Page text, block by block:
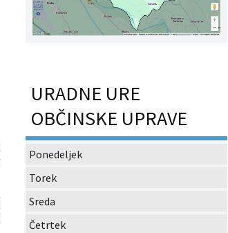
URADNE URE
OBČINSKE UPRAVE
Ponedeljek
Torek
Sreda
Četrtek